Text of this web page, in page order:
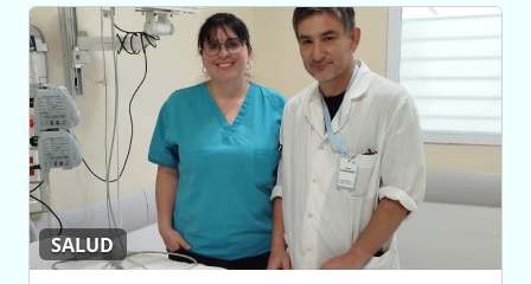
SALUD